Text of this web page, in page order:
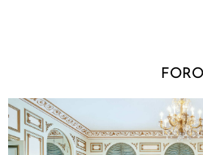
FORO